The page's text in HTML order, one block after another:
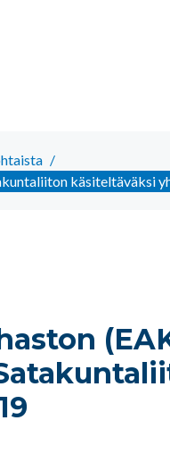
/
käsiteltäväksi